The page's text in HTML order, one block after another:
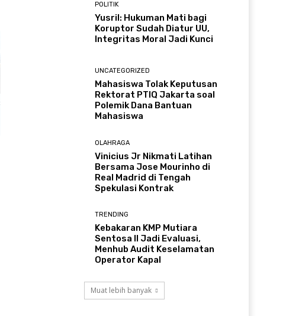
POLITIK
Yusril: Hukuman Mati bagi
Koruptor Sudah Diatur UU,
Integritas Moral Jadi Kunci
UNCATEGORIZED
Mahasiswa Tolak Keputusan
Rektorat PTIQ Jakarta soal
Polemik Dana Bantuan
Mahasiswa
OLAHRAGA
Vinicius Jr Nikmati Latihan
Bersama Jose Mourinho di
Real Madrid di Tengah
Spekulasi Kontrak
TRENDING
Kebakaran KMP Mutiara
Sentosa II Jadi Evaluasi,
Menhub Audit Keselamatan
Operator Kapal
Muat lebih banyak